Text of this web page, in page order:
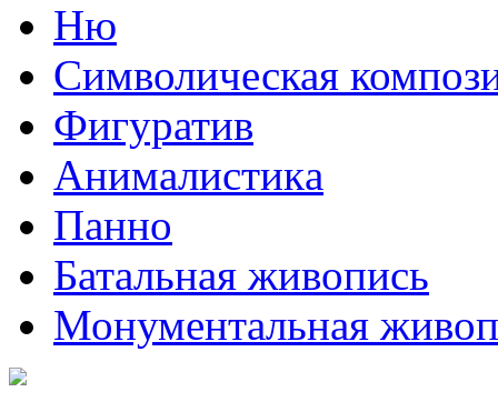
Ню
Символическая
Фигуратив
Анималистикa
Панно
Батальная живопись
Монументальная